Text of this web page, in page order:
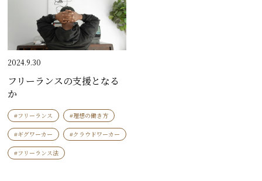
2024.9.30
フリーランスの支援となる
か
#フリーランス #理想の働き方
#ギグワーカー #クラウドワーカー
#フリーランス法